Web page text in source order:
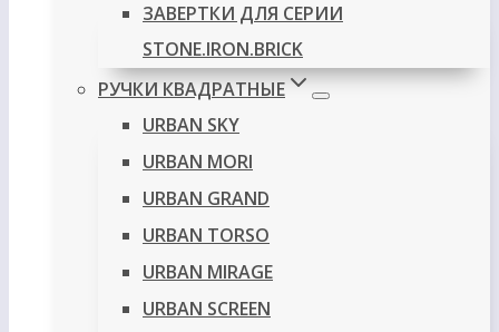
ЗАВЕРТКИ ДЛЯ СЕРИИ
STONE.IRON.BRICK
РУЧКИ КВАДРАТНЫЕ
URBAN SKY
URBAN MORI
URBAN GRAND
URBAN TORSO
URBAN MIRAGE
URBAN SCREEN